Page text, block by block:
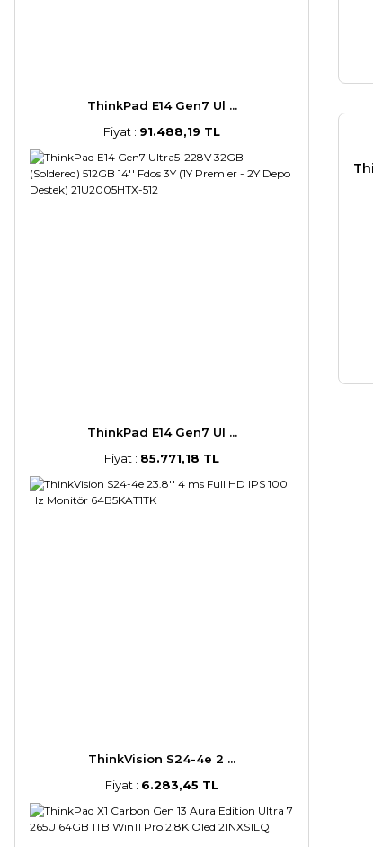
ThinkPad E14 Gen7 Ul ...
Fiyat : 91.488,19 TL
ThinkPad E14 Gen7 Ul ...
Fiyat : 85.771,18 TL
ThinkVision S24-4e 2 ...
Fiyat : 6.283,45 TL